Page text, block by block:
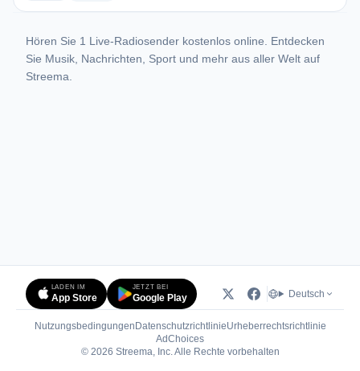
Hören Sie 1 Live-Radiosender kostenlos online. Entdecken
Sie Musik, Nachrichten, Sport und mehr aus aller Welt auf
Streema.
LADEN IM
App Store
JETZT BEI
Google Play Deutsch
Nutzungsbedingungen DatenschutzrichtlinieUrheberrechtsrichtlinie
AdChoices(öffnet in neuem Tab)
© 2026 Streema, Inc. Alle Rechte vorbehalten